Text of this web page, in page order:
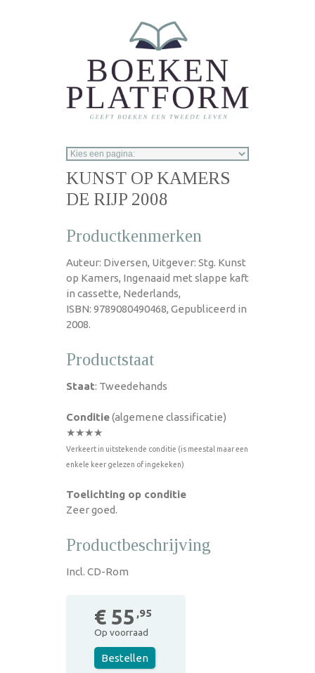
KUNST OP KAMERS
DE RIJP 2008
Productkenmerken
Auteur: Diversen, Uitgever: Stg. Kunst
op Kamers, Ingenaaid met slappe kaft
in cassette, Nederlands,
ISBN: 9789080490468, Gepubliceerd in
2008.
Productstaat
Staat: Tweedehands
Conditie(algemene classificatie)
★★★★
Verkeert in uitstekende conditie (is meestal maar een
enkele keer gelezen of ingekeken)
Toelichting op conditie
Zeer goed.
Productbeschrijving
Incl. CD-Rom
€ 55 ,95
Op voorraad
Bestellen